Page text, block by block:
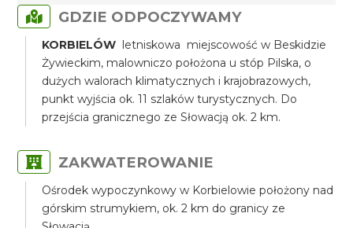
GDZIE ODPOCZYWAMY
KORBIELÓW letniskowa miejscowość w Beskidzie
Żywieckim, malowniczo położona u stóp Pilska, o
dużych walorach klimatycznych i krajobrazowych,
punkt wyjścia ok. 11 szlaków turystycznych. Do
przejścia granicznego ze Słowacją ok. 2 km.
ZAKWATEROWANIE
Ośrodek wypoczynkowy w Korbielowie położony nad
górskim strumykiem, ok. 2 km do granicy ze